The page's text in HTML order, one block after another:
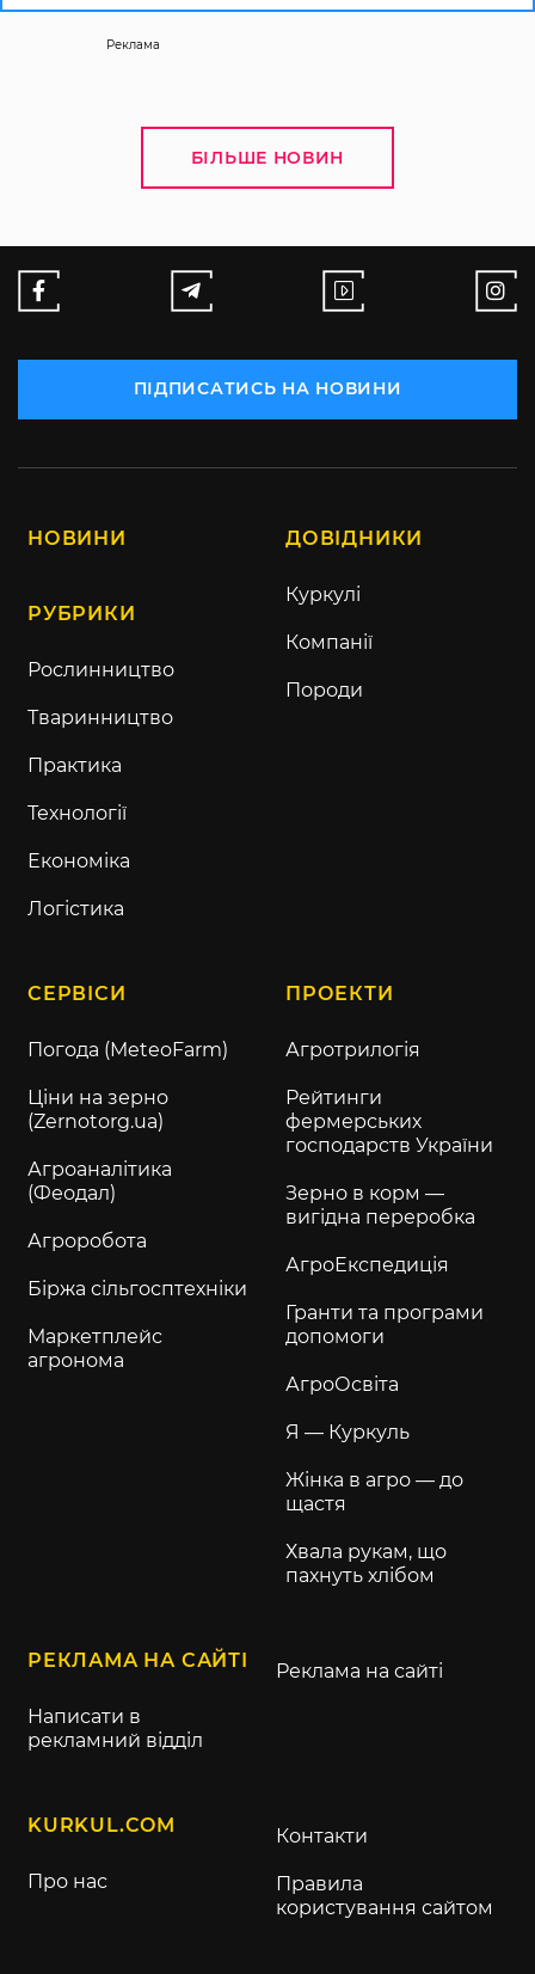
Реклама
БІЛЬШЕ НОВИН
ПІДПИСАТИСЬ НА НОВИНИ
НОВИНИ
РУБРИКИ
Рослинництво
Тваринництво
Практика
Технології
Економіка
Логістика
ДОВІДНИКИ
Куркулі
Компанії
Породи
СЕРВІСИ
Погода (MeteoFarm)
Ціни на зерно
(Zernotorg.ua)
Агроаналітика
(Феодал)
Агроробота
Біржа сільгосптехніки
Маркетплейс
агронома
ПРОЕКТИ
Агротрилогія
Рейтинги
фермерських
господарств України
Зерно в корм —
вигідна переробка
АгроЕкспедиція
Гранти та програми
допомоги
АгроОсвіта
Я — Куркуль
Жінка в агро — до
щастя
Хвала рукам, що
пахнуть хлібом
РЕКЛАМА НА САЙТІ
Написати в
рекламний відділ
Реклама на сайті
KURKUL.COM
Про нас
Контакти
Правила
користування сайтом